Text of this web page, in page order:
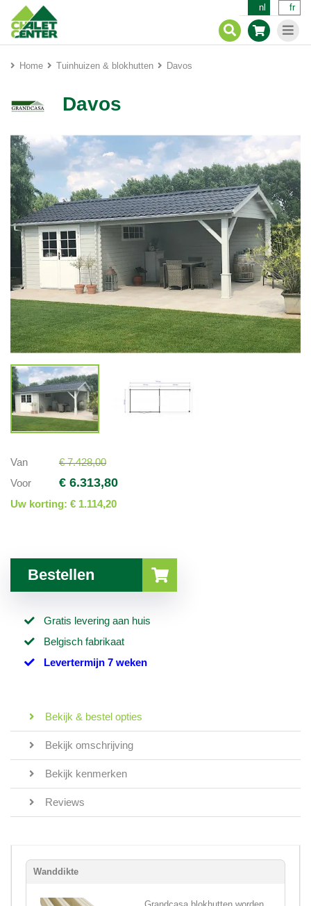
nl fr
Home Tuinhuizen & blokhutten Davos
Davos
Van
€ 7.428,00
Voor
€ 6.313,80
Uw korting: € 1.114,20
Bestellen
Gratis levering aan huis
Belgisch fabrikaat
Levertermijn 7 weken
Bekijk & bestel opties
Bekijk omschrijving
Bekijk kenmerken
Reviews
Wanddikte